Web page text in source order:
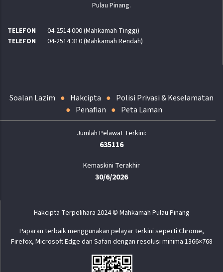
Pulau Pinang.
TELEFON
04-2514 000 (Mahkamah Tinggi)
TELEFON
04-2514 310 (Mahkamah Rendah)
Soalan Lazim Hakcipta
Polisi Privasi & Keselamatan
Penafian
Peta Laman
635116
Kemaskini Terakhir
30/6/2026
Hakcipta Terpelihara 2024 © Mahkamah Pulau Pinang
Paparan terbaik menggunakan pelayar terkini seperti Chrome,
Firefox, Microsoft Edge dan Safari dengan resolusi minima 1366×768